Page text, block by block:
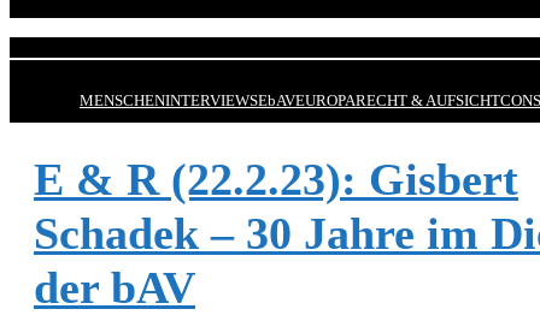
MENSCHENINTERVIEWSEbAVEUROPARECHT & AUFSICHT
E & R (22.2.23): Gisbert
Schadek – 30 Jahre im
der bAV